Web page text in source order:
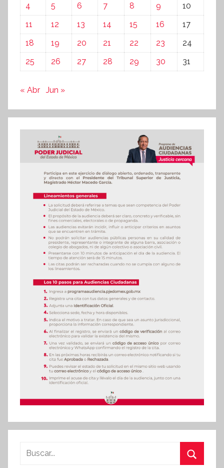
4
5 6 7 8 9
10
11
12 13 14 15 16
17
18
19 20 21 22 23
24
25
26 27 28 29 30 31
« Abr Jun »
Buscar: